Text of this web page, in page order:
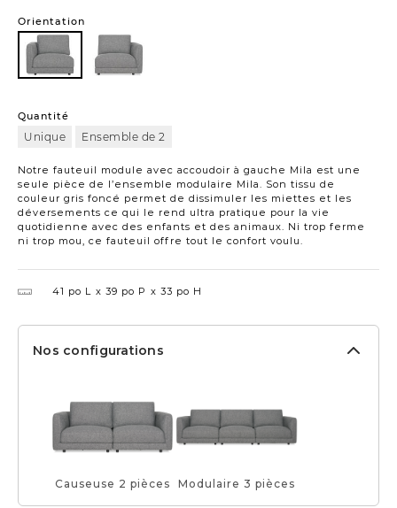
Notre fauteuil module avec accoudoir à gauche Mila est une
seule pièce de l’ensemble modulaire Mila. Son tissu de
couleur gris foncé permet de dissimuler les miettes et les
déversements ce qui le rend ultra pratique pour la vie
quotidienne avec des enfants et des animaux. Ni trop ferme
ni trop mou, ce fauteuil offre tout le confort voulu.
Orientation
Accoudoir Accoudoir
-
Accoudoir
gauche
Quantité
Unique Ensemble de 2
41 po L 39 po P 33 po H
Nos configurations
Causeuse 2 pièces Modulaire 3 pièces